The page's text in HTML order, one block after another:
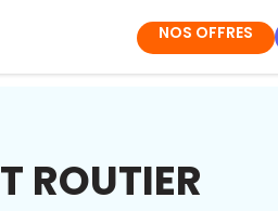
NOS OFFRES
ROUTIER